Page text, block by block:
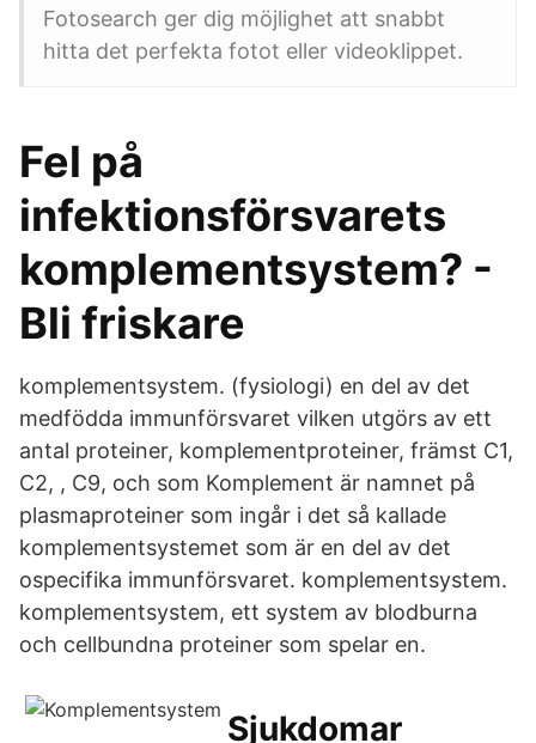
Fotosearch ger dig möjlighet att snabbt
hitta det perfekta fotot eller videoklippet.
Fel på
infektionsförsvarets
komplementsystem? -
Bli friskare
komplementsystem. (fysiologi) en del av det
medfödda immunförsvaret vilken utgörs av ett
antal proteiner, komplementproteiner, främst C1,
C2, , C9, och som Komplement är namnet på
plasmaproteiner som ingår i det så kallade
komplementsystemet som är en del av det
ospecifika immunförsvaret. komplementsystem.
komplementsystem, ett system av blodburna
och cellbundna proteiner som spelar en.
Sjukdomar